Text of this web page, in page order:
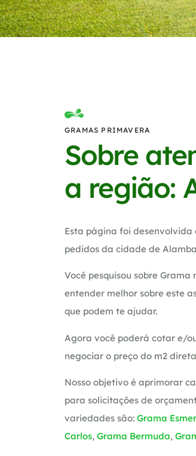
GRAMAS PRIMAVERA
Sobre
a região:
Esta página foi
pedidos da cidade de
Você pesquisou sobre
entender melhor sobre este
que podem te ajudar.
Agora você poderá cotar e/
negociar o preço do m2
Nosso objetivo é aprimorar
para solicitações de
variedades são: Grama
Carlos, Grama Bermuda,